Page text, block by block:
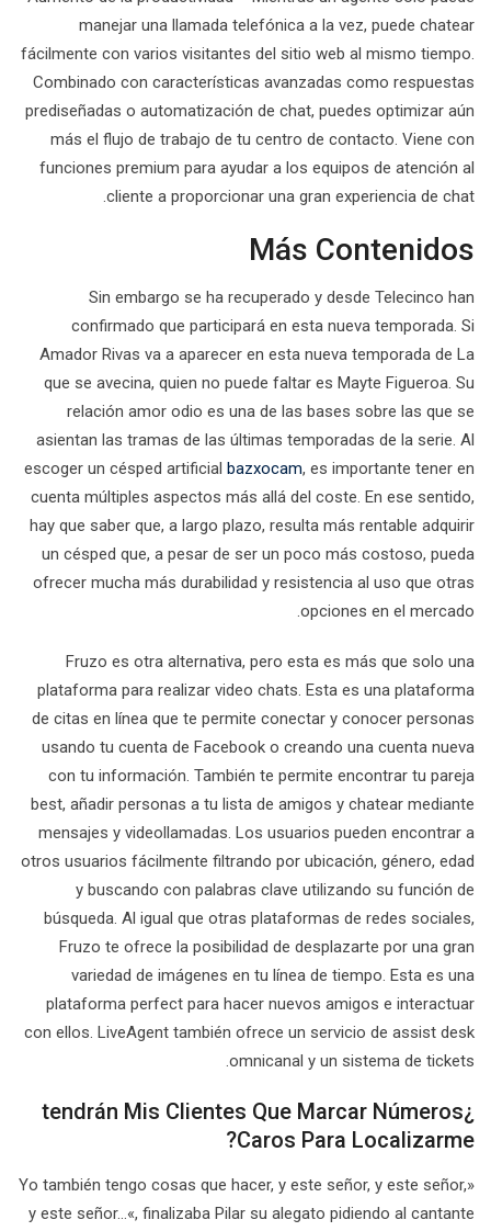
manejar una llamada telefónica a la vez, puede chatear
fácilmente con varios visitantes del sitio web al mismo tiempo.
Combinado con características avanzadas como respuestas
prediseñadas o automatización de chat, puedes optimizar aún
más el flujo de trabajo de tu centro de contacto. Viene con
funciones premium para ayudar a los equipos de atención al
cliente a proporcionar una gran experiencia de chat.
Más Contenidos
Sin embargo se ha recuperado y desde Telecinco han
confirmado que participará en esta nueva temporada. Si
Amador Rivas va a aparecer en esta nueva temporada de La
que se avecina, quien no puede faltar es Mayte Figueroa. Su
relación amor odio es una de las bases sobre las que se
asientan las tramas de las últimas temporadas de la serie. Al
escoger un césped artificial bazxocam, es importante tener en
cuenta múltiples aspectos más allá del coste. En ese sentido,
hay que saber que, a largo plazo, resulta más rentable adquirir
un césped que, a pesar de ser un poco más costoso, pueda
ofrecer mucha más durabilidad y resistencia al uso que otras
opciones en el mercado.
Fruzo es otra alternativa, pero esta es más que solo una
plataforma para realizar video chats. Esta es una plataforma
de citas en línea que te permite conectar y conocer personas
usando tu cuenta de Facebook o creando una cuenta nueva
con tu información. También te permite encontrar tu pareja
best, añadir personas a tu lista de amigos y chatear mediante
mensajes y videollamadas. Los usuarios pueden encontrar a
otros usuarios fácilmente filtrando por ubicación, género, edad
y buscando con palabras clave utilizando su función de
búsqueda. Al igual que otras plataformas de redes sociales,
Fruzo te ofrece la posibilidad de desplazarte por una gran
variedad de imágenes en tu línea de tiempo. Esta es una
plataforma perfect para hacer nuevos amigos e interactuar
con ellos. LiveAgent también ofrece un servicio de assist desk
omnicanal y un sistema de tickets.
¿tendrán Mis Clientes Que Marcar Números
Caros Para Localizarme?
«Yo también tengo cosas que hacer, y este señor, y este señor,
y este señor…«, finalizaba Pilar su alegato pidiendo al cantante